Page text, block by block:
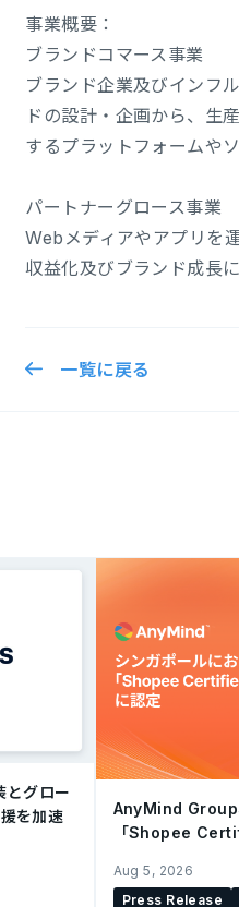
事業概要：
ブランドコマース事業
ブランド企業及びインフ
ドの設計・企画から、生
するプラットフォームや
パートナーグロース事業
Webメディアやアプリを
収益化及びブランド成長
一覧に戻る
グロー
を加速
AnyMind Group
「Shopee
Aug 5, 2026
Press Release